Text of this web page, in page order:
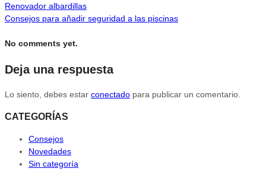
Renovador albardillas
Consejos para añadir seguridad a las piscinas
No comments yet.
Deja una respuesta
Lo siento, debes estar conectado para publicar un comentario.
CATEGORÍAS
Consejos
Novedades
Sin categoría